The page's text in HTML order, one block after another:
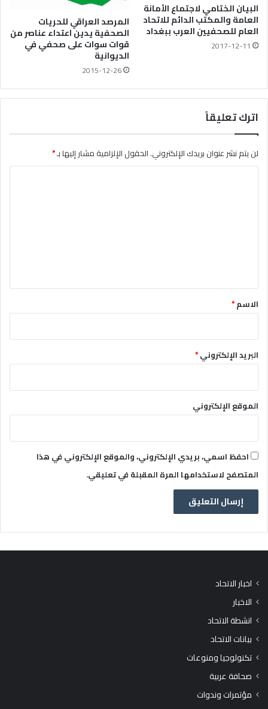
البيان الختامي لاجتماع الأمانة
العامة والمكتب الدائم للاتحاد
العام للصحفيين العرب ببغداد
2017-12-11
المرصد العراقي للحريات
الصحفية يدين اعتداء عناصر من
قوات سوات على صحفي في
الديوانية
2015-12-26
اترك تعليقاً
لن يتم نشر عنوان بريدك الإلكتروني.الحقول الإلزامية مشار إليها بـ*
*الاسم*
البريد الإلكتروني*
الموقع الإلكتروني
احفظ اسمي، بريدي الإلكتروني، والموقع الإلكتروني في هذا
المتصفح لاستخدامها المرة المقبلة في تعليقي.
اخبار الاتحاد
الاخبار
انشطة الاتحاد
بيانات الاتحاد
تكنولوجيا ومنوعات
صحافة عربية
مؤتمرات وندوات